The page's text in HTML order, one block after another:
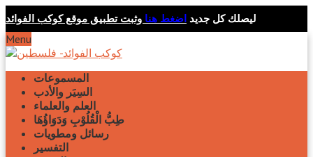
ليصلك كل جديد اضغط هنا وثبت تطبيق موقع كوكب الفوائد
Menu
المسموعات
السِيَر والأدب
العلم والعلماء
طِبُّ الْقُلُوْبِ وَدَوَاؤُهَا
رسائل ومطويات
التفسير